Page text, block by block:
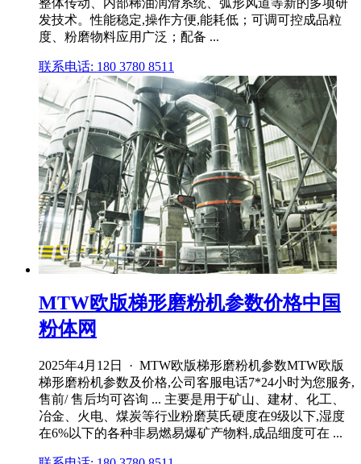
整体传动、内部稀油润滑系统、弧形风道等新的多项研
发技术。性能稳定,操作方便,能耗低；可调可控成品粒
度、粉磨物料应用广泛；配备 ...
联系电话: 180 3780 8511
MTW欧版梯形磨粉机参数价格中国
粉体网
2025年4月12日 · MTW欧版梯形磨粉机参数MTW欧版
梯形磨粉机参数及价格,公司客服电话7*24小时为您服务,
售前/ 售后均可咨询 ... 主要是用于矿山、建材、化工、
冶金、火电、煤炭等行业粉磨莫氏硬度在9级以下,湿度
在6%以下的各种非易燃易爆矿产物料,成品细度可在 ...